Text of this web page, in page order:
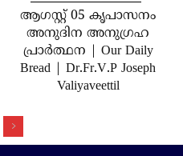
ആഗസ്റ്റ് 05 കൃപാസനം
അനുദിന അനുഗ്രഹ
പ്രാർത്ഥന | Our Daily
Bread | Dr.Fr.V.P Joseph
Valiyaveettil